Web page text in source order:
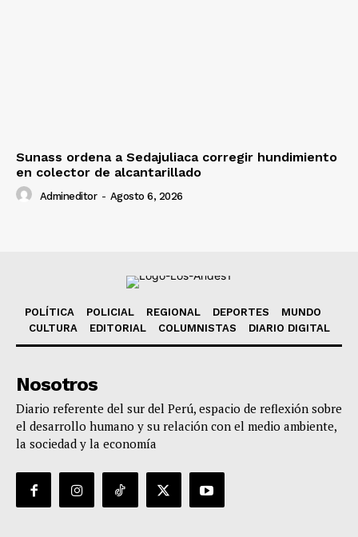
Sunass ordena a Sedajuliaca corregir hundimiento
en colector de alcantarillado
Admineditor - Agosto 6, 2026
POLÍTICA POLICIAL REGIONAL DEPORTES
MUNDO
CULTURA
EDITORIAL COLUMNISTAS DIARIO DIGITAL
Nosotros
Diario referente del sur del Perú, espacio de reflexión sobre
el desarrollo humano y su relación con el medio ambiente,
la sociedad y la economía